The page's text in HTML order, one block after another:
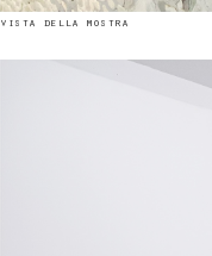
vista della mostra